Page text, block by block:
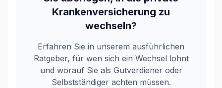
Krankenversicherung zu
wechseln?
Erfahren Sie in unserem ausführlichen
Ratgeber, für wen sich ein Wechsel lohnt
und worauf Sie als Gutverdiener oder
Selbstständiger achten müssen.